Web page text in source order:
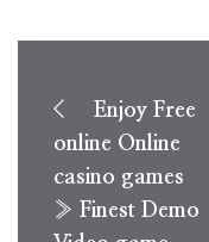
navigation
Enjoy Free
online Online
casino games
» Finest Demo